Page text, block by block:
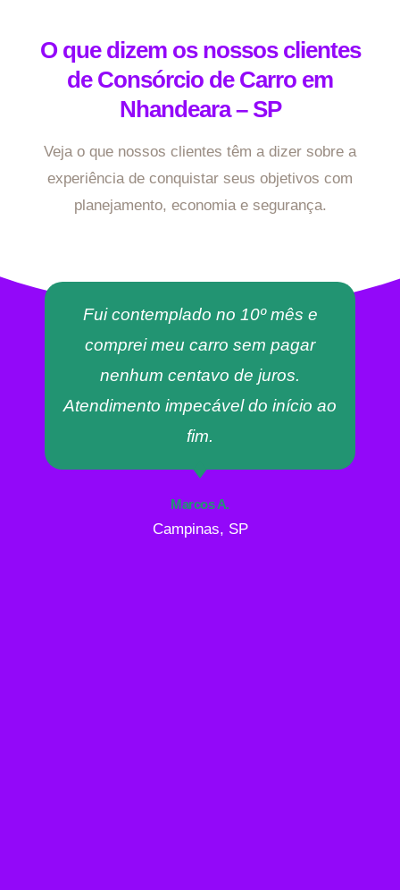
O que dizem os nossos clientes
de Consórcio de Carro em
Nhandeara – SP
Veja o que nossos clientes têm a dizer sobre a
experiência de conquistar seus objetivos com
planejamento, economia e segurança.
Fui contemplado no 10º mês e
comprei meu carro sem pagar
nenhum centavo de juros.
Atendimento impecável do início ao
fim.
Marcos A.
Campinas, SP